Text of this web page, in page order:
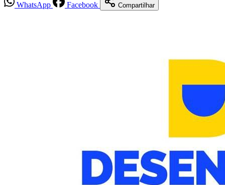
WhatsApp Facebook Compartilhar